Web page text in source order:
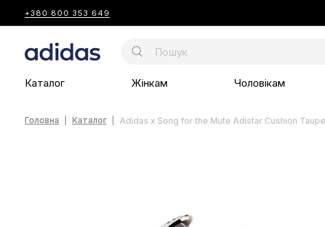
+380 800 353 649
Каталог Жінкам Чоловікам
Головна Каталог Adidas x Song for the Mute Adistar Cushion